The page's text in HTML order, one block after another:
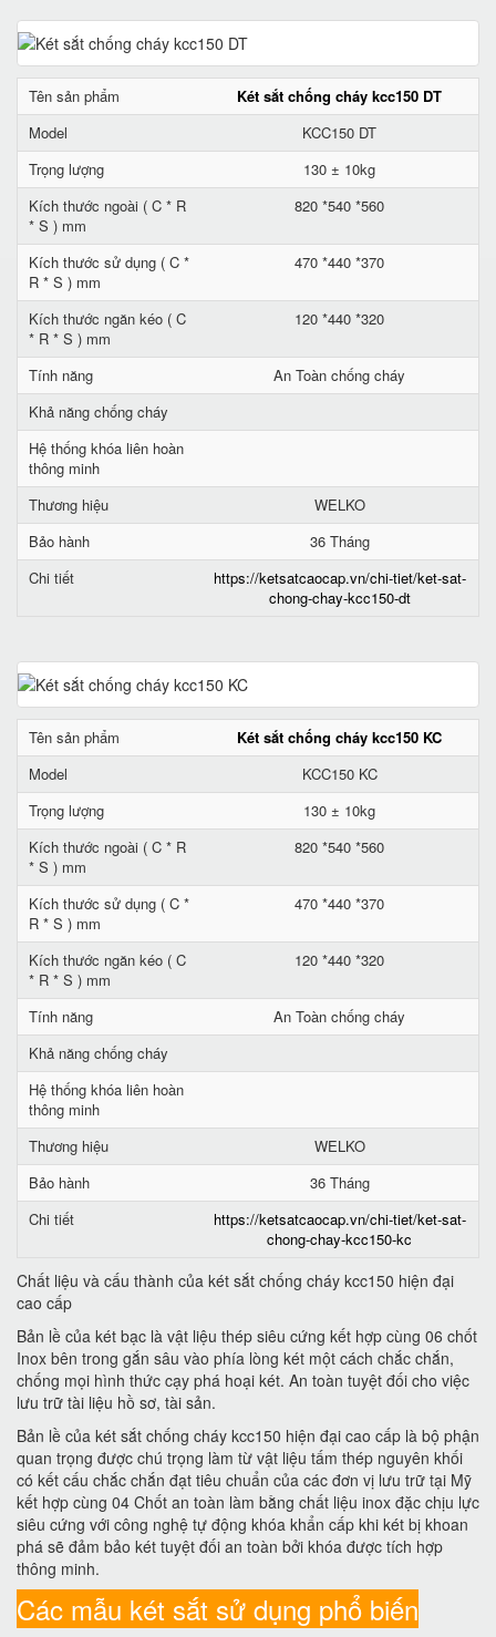
Tên sản phẩm
Két sắt chống cháy kcc150 DT
Model
KCC150 DT
Trọng lượng
130 ± 10kg
Kích thước ngoài ( C * R
* S ) mm
820 *540 *560
Kích thước sử dụng ( C *
R * S ) mm
470 *440 *370
Kích thước ngăn kéo ( C
* R * S ) mm
120 *440 *320
Tính năng
An Toàn chống cháy
Khả năng chống cháy
Hệ thống khóa liên hoàn
thông minh
Thương hiệu
WELKO
Bảo hành
36 Tháng
Chi tiết
https://ketsatcaocap.vn/chi-tiet/ket-sat-
chong-chay-kcc150-dt
Tên sản phẩm
Két sắt chống cháy kcc150 KC
Model
KCC150 KC
Trọng lượng
130 ± 10kg
Kích thước ngoài ( C * R
* S ) mm
820 *540 *560
Kích thước sử dụng ( C *
R * S ) mm
470 *440 *370
Kích thước ngăn kéo ( C
* R * S ) mm
120 *440 *320
Tính năng
An Toàn chống cháy
Khả năng chống cháy
Hệ thống khóa liên hoàn
thông minh
Thương hiệu
WELKO
Bảo hành
36 Tháng
Chi tiết
https://ketsatcaocap.vn/chi-tiet/ket-sat-
chong-chay-kcc150-kc
Chất liệu và cấu thành của két sắt chống cháy kcc150 hiện đại
cao cấp
Bản lề của két bạc là vật liệu thép siêu cứng kết hợp cùng 06 chốt
Inox bên trong gắn sâu vào phía lòng két một cách chắc chắn,
chống mọi hình thức cạy phá hoại két. An toàn tuyệt đối cho việc
lưu trữ tài liệu hồ sơ, tài sản.
Bản lề của két sắt chống cháy kcc150 hiện đại cao cấp là bộ phận
quan trọng được chú trọng làm từ vật liệu tấm thép nguyên khối
có kết cấu chắc chắn đạt tiêu chuẩn của các đơn vị lưu trữ tại Mỹ
kết hợp cùng 04 Chốt an toàn làm bằng chất liệu inox đặc chịu lực
siêu cứng với công nghệ tự động khóa khẩn cấp khi két bị khoan
phá sẽ đảm bảo két tuyệt đối an toàn bởi khóa được tích hợp
thông minh.
Các mẫu két sắt sử dụng phổ biến